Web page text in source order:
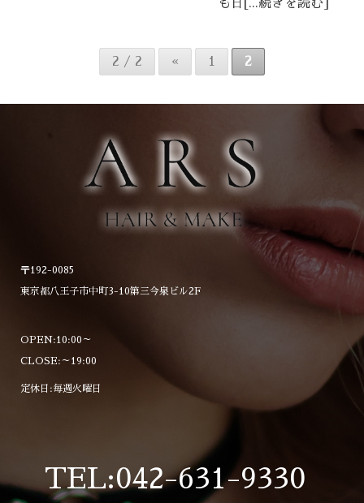
も日[...続きを読む]
2 / 2 « 1 2
〒192-0085
東京都八王子市中町3-10第三今泉ビル2F
OPEN:10:00～
CLOSE:～19:00
定休日:毎週火曜日
TEL:042-631-9330